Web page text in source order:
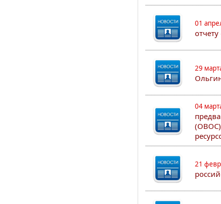
01
29
04
21